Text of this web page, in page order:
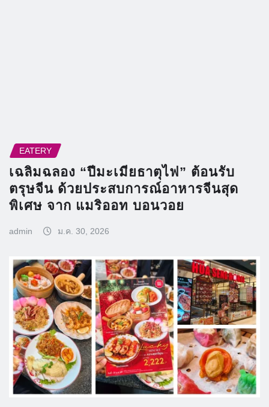
EATERY
เฉลิมฉลอง “ปีมะเมียธาตุไฟ” ต้อนรับ
ตรุษจีน ด้วยประสบการณ์อาหารจีนสุด
พิเศษ จาก แมริออท บอนวอย
admin ม.ค. 30, 2026